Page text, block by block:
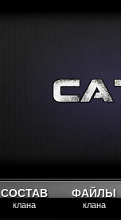
СОСТАВ
клана
ФАЙЛЫ
клана